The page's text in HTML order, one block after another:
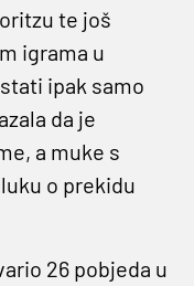
te još
igrama u
ipak samo
da je
a muke s
o prekidu
26 pobjeda u